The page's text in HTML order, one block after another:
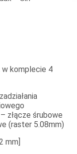
w komplecie 4
złącze śrubowe
(raster 5.08mm)
mm]